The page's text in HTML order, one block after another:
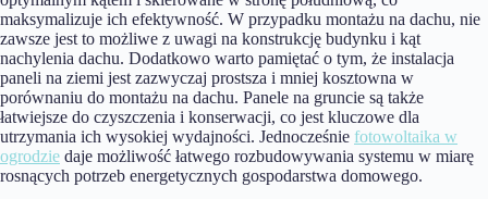
maksymalizuje ich efektywność. W przypadku montażu na dachu, nie
zawsze jest to możliwe z uwagi na konstrukcję budynku i kąt
nachylenia dachu. Dodatkowo warto pamiętać o tym, że instalacja
paneli na ziemi jest zazwyczaj prostsza i mniej kosztowna w
porównaniu do montażu na dachu. Panele na gruncie są także
łatwiejsze do czyszczenia i konserwacji, co jest kluczowe dla
utrzymania ich wysokiej wydajności. Jednocześnie fotowoltaika w
ogrodzie daje możliwość łatwego rozbudowywania systemu w miarę
rosnących potrzeb energetycznych gospodarstwa domowego.